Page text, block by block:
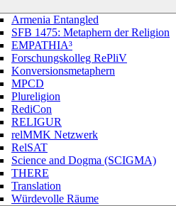
Armenia Entangled
SFB 1475: Metaphern der Religion
EMPATHIA³
Forschungskolleg RePliV
Konversionsmetaphern
MPCD
Plureligion
RediCon
RELIGUR
relMMK Netzwerk
RelSAT
Science and Dogma (SCIGMA)
THERE
Translation
Würdevolle Räume